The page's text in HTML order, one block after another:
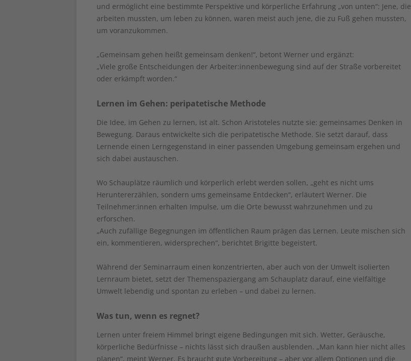
und ermöglicht eine bestimmte Perspektive und körperliche Erfahrung „von unten“: Jene, die
arbeiten mussten, um leben zu können, waren meist auch jene, die zu Fuß gehen mussten,
um voranzukommen.
„Gemeinsam gehen heißt gemeinsam denken!“, betont Werner und ergänzt:
„Viele große Entscheidungen der Arbeiter:innenbewegung sind auf der Straße vorbereitet
oder erkämpft worden.“
Lernen im Gehen: peripatetische Methode
Die Idee, im Gehen zu lernen, ist alt. Schon Aristoteles nutzte sie: gemeinsames Denken in
Bewegung. Daraus entwickelte sich die peripatetische Methode. Sie setzt darauf, dass
Lernende einen Lerngegenstand in einer passenden Umgebung gemeinsam ergehen und
sich dabei austauschen.
Wo Schauplätze räumlich und körperlich erlebt werden sollen, „geht es nicht ums
Heruntererzählen, sondern ums gemeinsame Entdecken“, erläutert Werner. Die
Teilnehmer:innen erhalten Impulse, um die Orte bewusst wahrzunehmen und zu
erforschen.
„Auch zufällige Begegnungen im öffentlichen Raum prägen das Lernen. Leute mischen sich
ein, kommentieren, widersprechen“, berichtet Brigitte begeistert.
Während der Seminarraum einen konzentrierten, aber auch von der Umwelt isolierten
Lernraum bietet, setzt der Themenspaziergang am Schauplatz darauf, eine vielfältige
Umwelt lebendig und spontan zu erleben – und dabei zu lernen.
Was tun, wenn es regnet?
Lernen unter freiem Himmel bringt eigene Bedingungen mit sich. Wetter, Geräusche,
körperliche Bedürfnisse – nichts lässt sich draußen ausblenden. „Man kann hier nicht alles
planen“, meint Werner. Es braucht gute Vorbereitung – aber vor allem Optionen und die